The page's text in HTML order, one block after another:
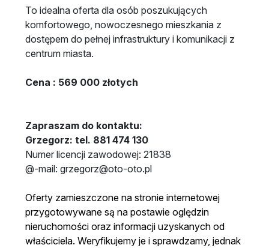
To idealna oferta dla osób poszukujących
komfortowego, nowoczesnego mieszkania z
dostępem do pełnej infrastruktury i komunikacji z
centrum miasta.
Cena : 569 000 złotych
Zapraszam do kontaktu:
Grzegorz: tel. 881 474 130
Numer licencji zawodowej: 21838
@-mail: grzegorz@oto-oto.pl
Oferty zamieszczone na stronie internetowej
przygotowywane są na postawie oględzin
nieruchomości oraz informacji uzyskanych od
właściciela. Weryfikujemy je i sprawdzamy, jednak